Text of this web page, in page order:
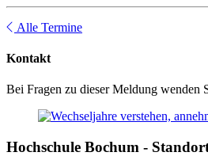
Alle Termine
Kontakt
Bei Fragen zu dieser Meldung wenden
Hochschule Bochum -